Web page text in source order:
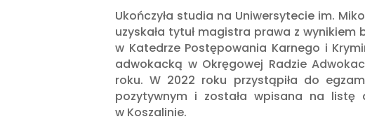
Ukończyła studia na Uniwersytecie im.
uzyskała tytuł magistra prawa z
w Katedrze Postępowania Karnego i
adwokacką w Okręgowej Radzie
roku. W 2022 roku przystąpiła do
pozytywnym i została wpisana na listę
w Koszalinie.